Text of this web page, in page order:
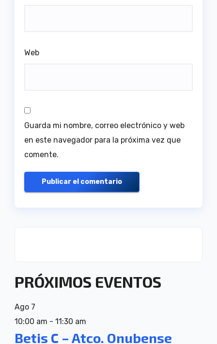
Web
Guarda mi nombre, correo electrónico y web
en este navegador para la próxima vez que
comente.
PRÓXIMOS EVENTOS
Ago 7
10:00 am - 11:30 am
Betis C – Atco. Onubense